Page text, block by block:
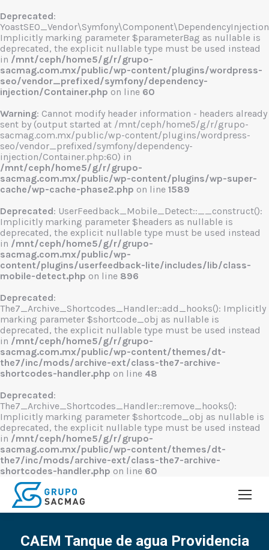
Deprecated:
Implicitly marking parameter $parameterBag as nullable is
deprecated, the explicit nullable type must be used instead
in /mnt/ceph/home5/g/r/grupo-
sacmag.com.mx/public/wp-content/plugins/wordpress-
seo/vendor_prefixed/symfony/dependency-
injection/Container.php on line 60
Warning: Cannot modify header information - headers already
sent by (output started at /mnt/ceph/home5/g/r/grupo-
sacmag.com.mx/public/wp-content/plugins/wordpress-
seo/vendor_prefixed/symfony/dependency-
injection/Container.php:60) in
/mnt/ceph/home5/g/r/grupo-
sacmag.com.mx/public/wp-content/plugins/wp-super-
cache/wp-cache-phase2.php on line 1589
Deprecated: UserFeedback_Mobile_Detect::__construct():
Implicitly marking parameter $headers as nullable is
deprecated, the explicit nullable type must be used instead
in /mnt/ceph/home5/g/r/grupo-
sacmag.com.mx/public/wp-
content/plugins/userfeedback-lite/includes/lib/class-
mobile-detect.php on line 896
Deprecated:
The7_Archive_Shortcodes_Handler::add_hooks(): Implicitly
marking parameter $shortcode_obj as nullable is
deprecated, the explicit nullable type must be used instead
in /mnt/ceph/home5/g/r/grupo-
sacmag.com.mx/public/wp-content/themes/dt-
the7/inc/mods/archive-ext/class-the7-archive-
shortcodes-handler.php on line 48
Deprecated:
The7_Archive_Shortcodes_Handler::remove_hooks():
Implicitly marking parameter $shortcode_obj as nullable is
deprecated, the explicit nullable type must be used instead
in /mnt/ceph/home5/g/r/grupo-
sacmag.com.mx/public/wp-content/themes/dt-
the7/inc/mods/archive-ext/class-the7-archive-
shortcodes-handler.php on line 60
CAEM Tanque de agua Providencia